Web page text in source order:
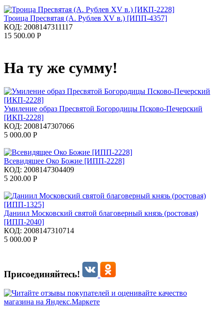
Троица Пресвятая (А. Рублев XV в.) [ИПП-4357]
КОД: 2008147311117
15 500.00 Р
На ту же сумму!
Умиление образ Пресвятой Богородицы Псково-Печерский
[ИКП-2228]
КОД: 2008147307066
5 000.00 Р
Всевидящее Око Божие [ИПП-2228]
КОД: 2008147304409
5 200.00 Р
Даниил Московский святой благоверный князь (ростовая)
[ИПП-2040]
КОД: 2008147310714
5 000.00 Р
Присоединяйтесь!